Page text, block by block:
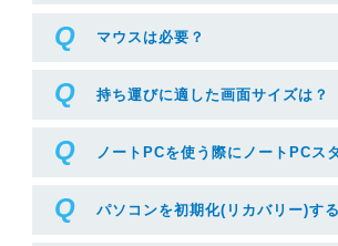
マウスは必要？
持ち運びに適した画面サイズは？
ノートPCを使う際にノートPCス
パソコンを初期化(リカバリー)す